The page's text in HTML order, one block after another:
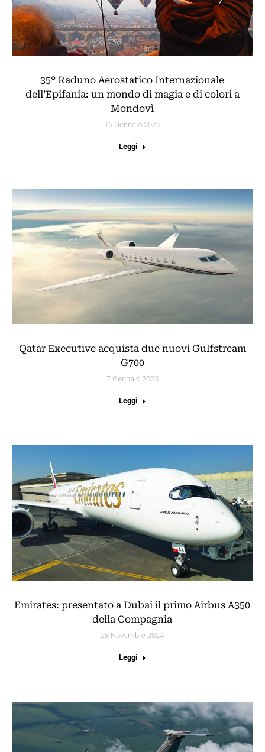
35° Raduno Aerostatico Internazionale
dell’Epifania: un mondo di magia e di colori a
Mondovì
16 Gennaio 2025
Leggi
Qatar Executive acquista due nuovi Gulfstream
G700
7 Gennaio 2025
Leggi
Emirates: presentato a Dubai il primo Airbus A350
della Compagnia
28 Novembre 2024
Leggi